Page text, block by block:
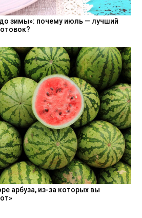
зимы»: почему июль — лучший
арбуза, из-за которых вы